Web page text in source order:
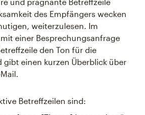
des Empfängers wecken
weiterzulesen. Im
einer Besprechungsanfrage
den Ton für die
gibt einen kurzen Überblick über
Betreffzeilen sind: